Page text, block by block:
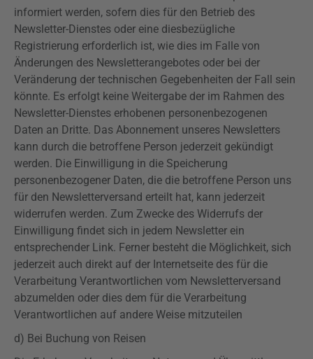
informiert werden, sofern dies für den Betrieb des
Newsletter-Dienstes oder eine diesbezügliche
Registrierung erforderlich ist, wie dies im Falle von
Änderungen des Newsletterangebotes oder bei der
Veränderung der technischen Gegebenheiten der Fall sein
könnte. Es erfolgt keine Weitergabe der im Rahmen des
Newsletter-Dienstes erhobenen personenbezogenen
Daten an Dritte. Das Abonnement unseres Newsletters
kann durch die betroffene Person jederzeit gekündigt
werden. Die Einwilligung in die Speicherung
personenbezogener Daten, die die betroffene Person uns
für den Newsletterversand erteilt hat, kann jederzeit
widerrufen werden. Zum Zwecke des Widerrufs der
Einwilligung findet sich in jedem Newsletter ein
entsprechender Link. Ferner besteht die Möglichkeit, sich
jederzeit auch direkt auf der Internetseite des für die
Verarbeitung Verantwortlichen vom Newsletterversand
abzumelden oder dies dem für die Verarbeitung
Verantwortlichen auf andere Weise mitzuteilen
d) Bei Buchung von Reisen